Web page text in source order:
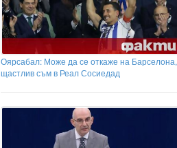
Оярсабал: Може да се откаже на Барселона,
щастлив съм в Реал Сосиедад